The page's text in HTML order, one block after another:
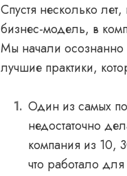
Спустя несколько
бизнес-модель, в
Мы начали осознанно
лучшие практики,
Один из самых
недостаточно
компания из 10,
что работало